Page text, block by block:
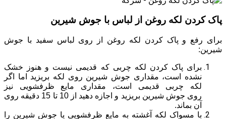
پاک کردن لکه روغن از لباس با جوش شیرین
برای رفع و پاک کردن لکه روغن از روی لباس سفید با جوش
شیرین:
برای پاک کردن لکه چربی که قدیمی نیست و هنوز خشک
نشده است، مقداری جوش شیرین روی لکه بریزید اما اگر
لکه چربی قدیمی است، مقداری مایع ظرفشویی نیز
روی جوش شیرین بریزید و اجازه دهید از 10 تا 15 دقیقه روی
آن بماند.
با مسواک لکه آغشته به مایع ظرفشویی یا جوش شیرین را